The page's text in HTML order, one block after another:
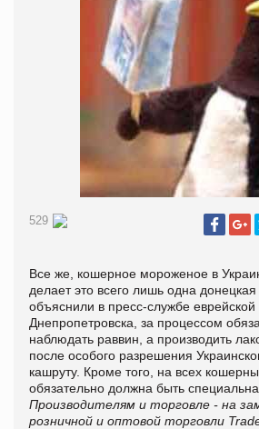
529
Все же, кошерное мороженое в
делает это всего лишь одна
объяснили в пресс-службе
Днепропетровска, за процессом
наблюдать раввин, а производить
после особого разрешения
кашруту. Кроме того, на всех
обязательно должна быть
Производителям и торговле - на
розничной и оптовой торговли